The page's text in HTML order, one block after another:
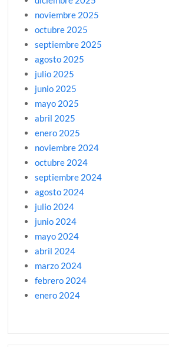
noviembre 2025
octubre 2025
septiembre 2025
agosto 2025
julio 2025
junio 2025
mayo 2025
abril 2025
enero 2025
noviembre 2024
octubre 2024
septiembre 2024
agosto 2024
julio 2024
junio 2024
mayo 2024
abril 2024
marzo 2024
febrero 2024
enero 2024